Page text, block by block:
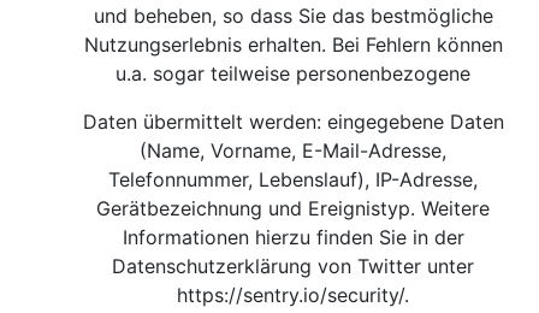
und beheben, so dass Sie das bestmögliche
Nutzungserlebnis erhalten. Bei Fehlern können
u.a. sogar teilweise personenbezogene
Daten übermittelt werden: eingegebene Daten
(Name, Vorname, E-Mail-Adresse,
Telefonnummer, Lebenslauf), IP-Adresse,
Gerätbezeichnung und Ereignistyp. Weitere
Informationen hierzu finden Sie in der
Datenschutzerklärung von Twitter unter
https://sentry.io/security/.